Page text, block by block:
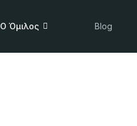
Ο Όμιλος Blog